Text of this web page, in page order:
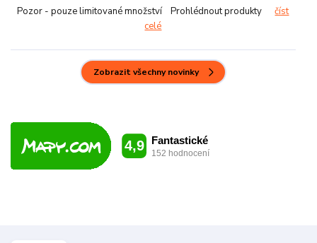
Pozor - pouze limitované množství Prohlédnout produktyčíst
celé
Zobrazit všechny novinky